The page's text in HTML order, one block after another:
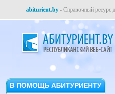
abiturient.by - Справочный ресурс
В ПОМОЩЬ АБИТУРИЕНТУ